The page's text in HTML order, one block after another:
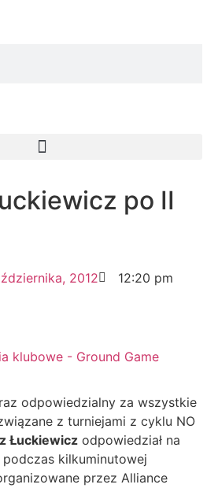
po II
2012
12:20 pm
odpowiedzialny za wszystkie
z turniejami z cyklu NO
Łuckiewicz odpowiedział na
kilkuminutowej
przez Alliance